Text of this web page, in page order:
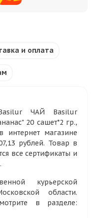
и оплата
ЧАЙ Basilur
20 сашет*2 гр.,
интернет магазине
рублей. Товар в
все сертификаты и
курьерской
области.
в разделе: